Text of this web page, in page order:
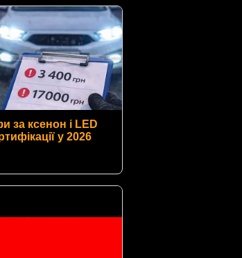
за ксенон і LED
у 2026